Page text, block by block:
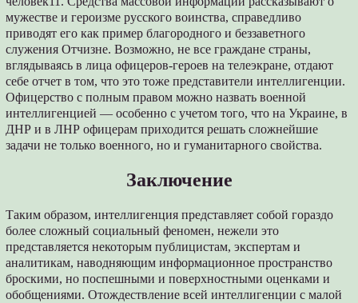
мужестве и героизме русского воинства, справедливо
приводят его как пример благородного и беззаветного
служения Отчизне. Возможно, не все граждане страны,
вглядываясь в лица офицеров-героев на телеэкране, отдают
себе отчет в том, что это тоже представители интеллигенции.
Офицерство с полным правом можно назвать военной
интеллигенцией — особенно с учетом того, что на Украине, в
ДНР и в ЛНР офицерам приходится решать сложнейшие
задачи не только военного, но и гуманитарного свойства.
Заключение
Таким образом, интеллигенция представляет собой гораздо
более сложный социальный феномен, нежели это
представляется некоторым публицистам, экспертам и
аналитикам, наводняющим информационное пространство
броскими, но поспешными и поверхностными оценками и
обобщениями. Отождествление всей интеллигенции с малой